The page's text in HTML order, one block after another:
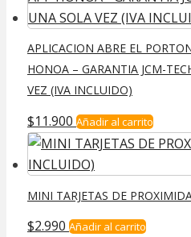
APLICACION ABRE EL
HONOA – GARANTIA JCM-
VEZ (IVA INCLUIDO)
$11.900 Añadir al carrito
MINI TARJETAS DE
$2.990 Añadir al carrito